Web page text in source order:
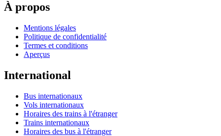
À propos
Mentions légales
Politique de confidentialité
Termes et conditions
Aperçus
International
Bus internationaux
Vols internationaux
Horaires des trains à l'étranger
Trains internationaux
Horaires des bus à l'étranger